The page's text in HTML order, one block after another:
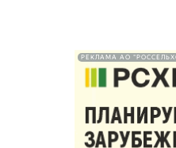
РЕКЛАМА АО